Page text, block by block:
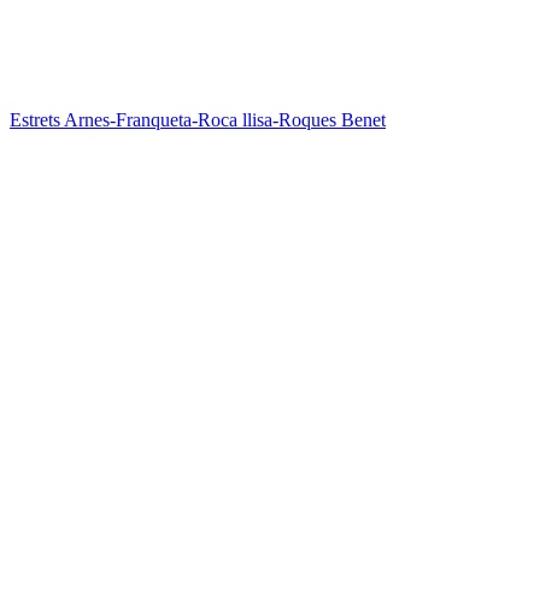
Estrets Arnes-Franqueta-Roca llisa-Roques Benet